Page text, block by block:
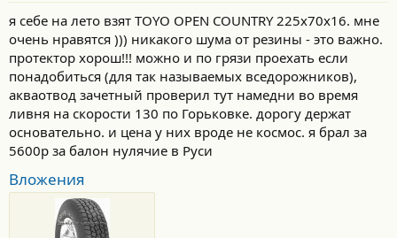
я себе на лето взят TOYO OPEN COUNTRY 225х70х16. мне
очень нравятся ))) никакого шума от резины - это важно.
протектор хорош!!! можно и по грязи проехать если
понадобиться (для так называемых вседорожников),
акваотвод зачетный проверил тут намедни во время
ливня на скорости 130 по Горьковке. дорогу держат
основательно. и цена у них вроде не космос. я брал за
5600р за балон нулячие в Руси
Вложения